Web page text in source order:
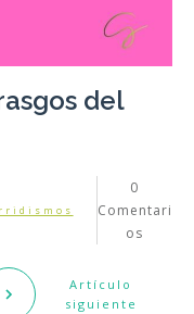
del
0
Comentari
os
Artículo
siguiente